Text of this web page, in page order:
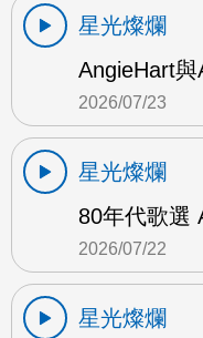
星光燦爛
AngieHart
2026/07/23
星光燦爛
80年代歌選
2026/07/22
星光燦爛